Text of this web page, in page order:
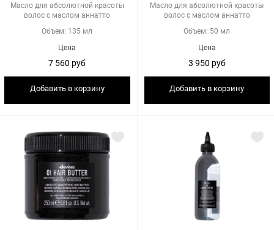
Масло для абсолютной красоты
волос c маслом аннатто
Объем: 135 мл
Цена
7 560 руб
Добавить в корзину
Масло для абсолютной красоты
волос c маслом аннатто
Объем: 50 мл
Цена
3 950 руб
Добавить в корзину